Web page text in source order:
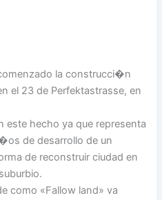
la construcci�n
el 23 de Perfektastrasse, en
hecho ya que representa
de desarrollo de un
de reconstruir ciudad en
como «Fallow land» va